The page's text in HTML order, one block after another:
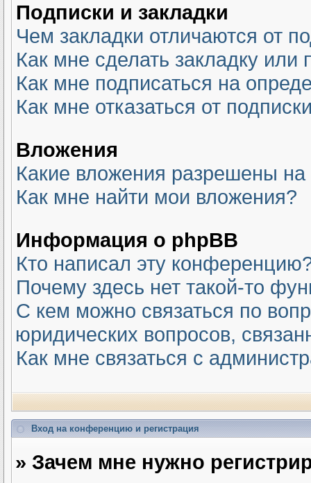
Подписки и закладки
Чем закладки отличаются от
Как мне сделать закладку
Как мне подписаться на
Как мне отказаться от
Вложения
Какие вложения разрешены
Как мне найти мои вложения?
Информация о phpBB
Кто написал эту
Почему здесь нет такой-то
С кем можно связаться по
юридических вопросов,
Как мне связаться с
Вход на конференцию и регистрация
» Зачем мне нужно